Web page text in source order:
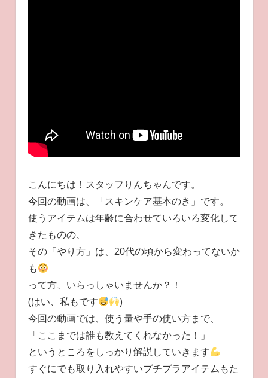
こんにちは！スタッフりんちゃんです。
今回の動画は、「スキンケア基本のき」です。
使うアイテムは年齢に合わせていろいろ変化して
きたものの、
その「やり方」は、20代の頃から変わってないか
も
って方、いらっしゃいませんか？！
(はい、私もです
)
今回の動画では、使う量や手の使い方まで、
「ここまでは誰も教えてくれなかった！」
というところをしっかり解説していきます
すぐにでも取り入れやすいプチプラアイテムもた